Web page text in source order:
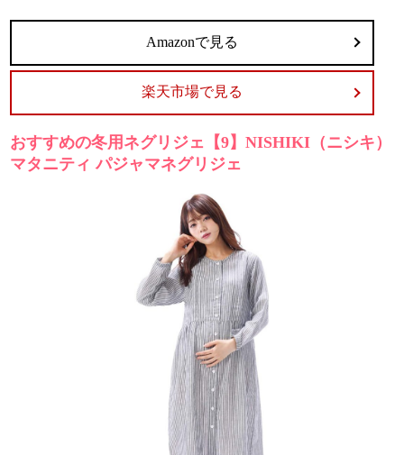
Amazonで見る
楽天市場で見る
おすすめの冬用ネグリジェ【9】NISHIKI（ニシキ）
マタニティ パジャマネグリジェ